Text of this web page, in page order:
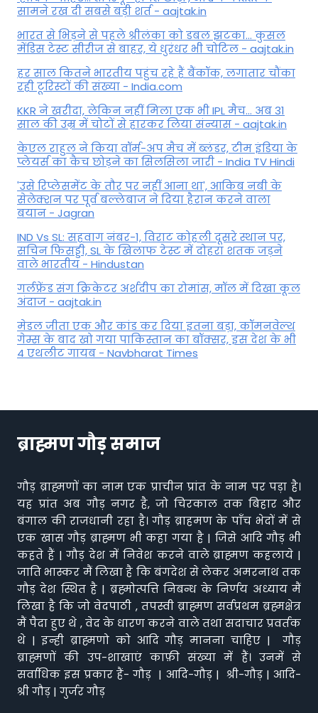
सामने रख दी सबसे बड़ी शर्त - aajtak.in
भारत से भिड़ने से पहले श्रीलंका को डबल झटका... कुसल
मेंडिस टेस्ट सीरीज से बाहर, ये धुरंधर भी चोटिल - aajtak.in
हर साल कितने भारतीय पहुंच रहे हैं बैंकॉक, लगातार चौंका
रही टूरिस्टों की संख्या - India.com
KKR ने खरीदा, लेकिन नहीं मिला एक भी IPL मैच... अब 31
साल की उम्र में चोटों से हारकर लिया संन्यास - aajtak.in
केएल राहुल ने किया वॉर्म-अप मैच में ब्लंडर, टीम इंडिया के
प्लेयर्स का कैच छोड़ने का सिलसिला जारी - India TV Hindi
'उसे रिप्लेसमेंट के तौर पर नहीं आना था', आकिब नबी के
सेलेक्शन पर पूर्व बल्लेबाज ने दिया हैरान करने वाला
बयान - Jagran
IND Vs SL: सहवाग नंबर-1, विराट कोहली दूसरे स्थान पर,
सचिन फिसड्डी, SL के खिलाफ टेस्ट में दोहरा शतक जड़ने
वाले भारतीय - Hindustan
गर्लफ्रेंड संग क्रिकेटर अर्शदीप का रोमांस, मॉल में द‍िखा कूल
अंदाज - aajtak.in
मेडल जीता एक और कांड कर दिया इतना बड़ा, कॉमनवेल्थ
गेम्स के बाद खो गया पाकिस्तान का बॉक्सर, इस देश के भी
4 एथलीट गायब - Navbharat Times
ब्राह्मण गौड़ समाज
गौड़ ब्राह्मणों का नाम एक प्राचीन प्रांत के नाम पर पड़ा है।
यह प्रांत अब गौड़ नगर है, जो चिरकाल तक बिहार और
बंगाल की राजधानी रहा है। गौड़ ब्राहमण के पाँच भेदों में से
एक खास गौड़ ब्राह्मण भी कहा गया है | जिसे आदि गौड़ भी
कहते हैं | गौड़ देश में निवेश करने वाले ब्राह्मण कहलाये |
जाति भास्कर मैं लिखा है कि बंगदेश से लेकर अमरनाथ तक
गौड़ देश स्थित है | ब्रह्मोत्पत्ति निबन्ध के निर्णय अध्याय मैं
लिखा है कि जो वेदपाठी , तपस्वी ब्राह्मण सर्वप्रथम ब्रह्मक्षेत्र
मैं पैदा हुए थे , वेद के धारण करने वाले तथा सदाचार प्रवर्तक
थे | इन्ही ब्राह्मणो को आदि गौड़ मानना चाहिए | गौड़
ब्राह्मणों की उप-शाखाएं काफ़ी संख्या में हैं। उनमें से
सर्वाधिक इस प्रकार हैं- गौड़ | आदि-गौड़ | श्री-गौड़ | आदि-
श्री गौड़ | गुर्जर गौड़